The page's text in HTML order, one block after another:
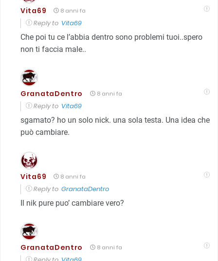
Vita69 8 anni fa
Reply to Vita69
Che poi tu ce l’abbia dentro sono problemi tuoi..spero
non ti faccia male..
GranataDentro 8 anni fa
Reply to Vita69
sgamato? ho un solo nick. una sola testa. Una idea che
può cambiare.
Vita69 8 anni fa
Reply to GranataDentro
Il nik pure puo’ cambiare vero?
GranataDentro 8 anni fa